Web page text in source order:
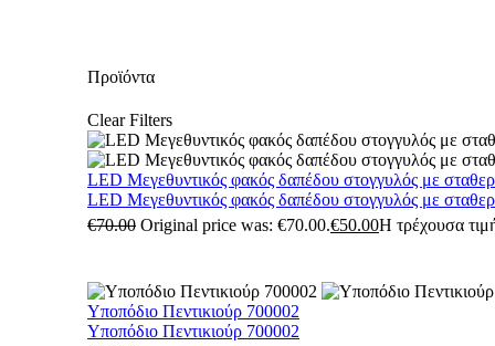
Προϊόντα
Clear Filters
LED Μεγεθυντικός φακός δαπέδου στογγυλός με
LED Μεγεθυντικός φακός δαπέδου στογγυλός με
€70.00 Original price was: €70.00.€50.00Η τρέχουσα
Υποπόδιο Πεντικιούρ 700002
Υποπόδιο Πεντικιούρ 700002